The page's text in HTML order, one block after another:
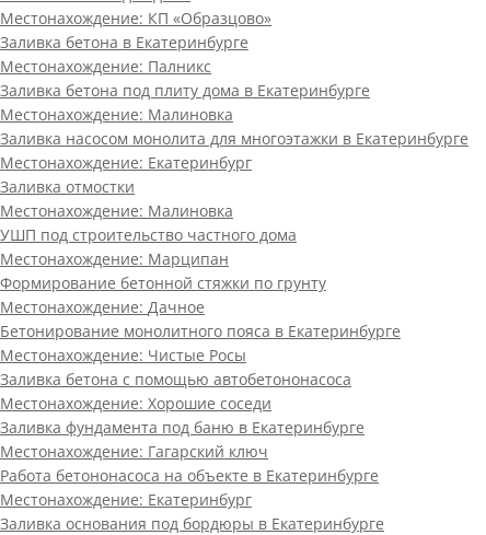
Местонахождение: КП «Образцово»
Заливка бетона в Екатеринбурге
Местонахождение: Палникс
Заливка бетона под плиту дома в Екатеринбурге
Местонахождение: Малиновка
Заливка насосом монолита для многоэтажки в Екатеринбурге
Местонахождение: Екатеринбург
Заливка отмостки
Местонахождение: Малиновка
УШП под строительство частного дома
Местонахождение: Марципан
Формирование бетонной стяжки по грунту
Местонахождение: Дачное
Бетонирование монолитного пояса в Екатеринбурге
Местонахождение: Чистые Росы
Заливка бетона с помощью автобетононасоса
Местонахождение: Хорошие соседи
Заливка фундамента под баню в Екатеринбурге
Местонахождение: Гагарский ключ
Работа бетононасоса на объекте в Екатеринбурге
Местонахождение: Екатеринбург
Заливка основания под бордюры в Екатеринбурге